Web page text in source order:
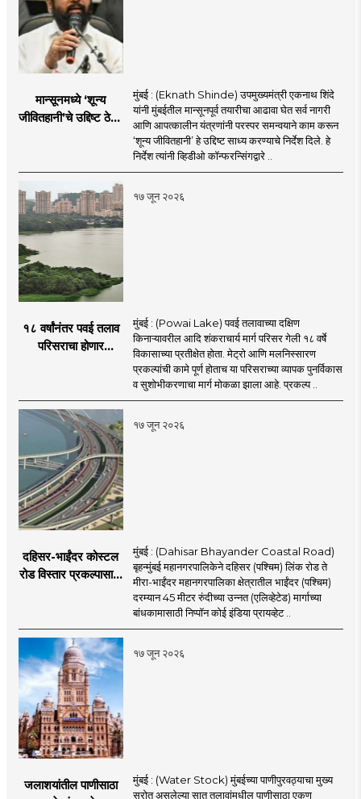
मान्सूनमध्ये ‘शून्य
जीवितहानी’चे उद्दिष्ट ठेवून
शिंदे
मुंबई : (Eknath Shinde) उपमुख्यमंत्री एकनाथ शिंदे
यांनी मुंबईतील मान्सूनपूर्व तयारीचा आढावा घेत सर्व नागरी
आणि आपत्कालीन यंत्रणांनी परस्पर समन्वयाने काम करून
‘शून्य जीवितहानी’ हे उद्दिष्ट साध्य करण्याचे निर्देश दिले. हे
निर्देश त्यांनी व्हिडीओ कॉन्फरन्सिंगद्वारे ..
१७ जून २०२६
१८ वर्षांनंतर पवई तलाव
परिसराचा होणार
सुरुवात;
मुंबई : (Powai Lake) पवई तलावाच्या दक्षिण
किनाऱ्यावरील आदि शंकराचार्य मार्ग परिसर गेली १८ वर्षे
विकासाच्या प्रतीक्षेत होता. मेट्रो आणि मलनिस्सारण
प्रकल्पांची कामे पूर्ण होताच या परिसराच्या व्यापक पुनर्विकास
व सुशोभीकरणाचा मार्ग मोकळा झाला आहे. प्रकल्प ..
१७ जून २०२६
दहिसर-भाईंदर कोस्टल
रोड विस्तार प्रकल्पासाठी
मंजुरीची प्रतीक्षा
मुंबई : (Dahisar Bhayander Coastal Road)
बृहन्मुंबई महानगरपालिकेने दहिसर (पश्चिम) लिंक रोड ते
मीरा-भाईंदर महानगरपालिका क्षेत्रातील भाईंदर (पश्चिम)
दरम्यान 45 मीटर रुंदीच्या उन्नत (एलिव्हेटेड) मार्गाच्या
बांधकामासाठी निप्पॉन कोई इंडिया प्रायव्हेट ..
१७ जून २०२६
जलाशयांतील पाणीसाठा
मुंबई : (Water Stock) मुंबईच्या पाणीपुरवठ्याचा मुख्य
स्रोत असलेल्या सात तलावांमधील पाणीसाठा एकूण